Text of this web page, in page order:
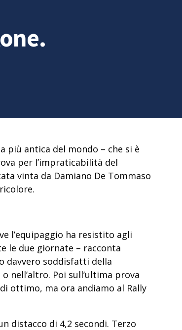
più antica del mondo – che si è
per l’impraticabilità del
vinta da Damiano De Tommaso
l’equipaggio ha resistito agli
le due giornate – racconta
davvero soddisfatti della
nell’altro. Poi sull’ultima prova
ottimo, ma ora andiamo al Rally
distacco di 4,2 secondi. Terzo